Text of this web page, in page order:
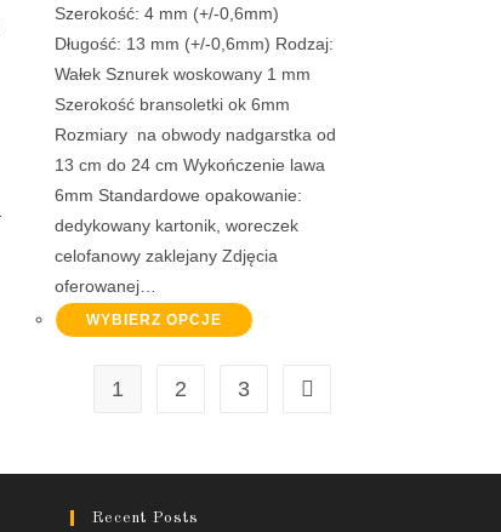
Szerokość: 4 mm (+/-0,6mm)
Długość: 13 mm (+/-0,6mm) Rodzaj:
Wałek Sznurek woskowany 1 mm
Szerokość bransoletki ok 6mm
Rozmiary na obwody nadgarstka od
13 cm do 24 cm Wykończenie lawa
6mm Standardowe opakowanie:
dedykowany kartonik, woreczek
celofanowy zaklejany Zdjęcia
oferowanej…
WYBIERZ OPCJE
1 2 3
Recent Posts